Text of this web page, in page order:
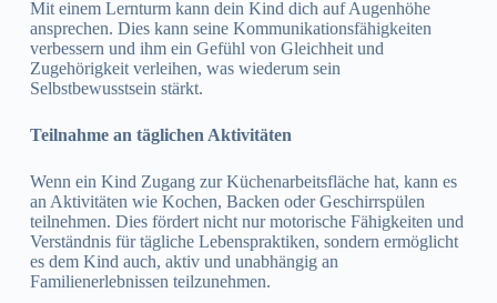
Mit einem Lernturm kann dein Kind dich auf Augenhöhe
ansprechen. Dies kann seine Kommunikationsfähigkeiten
verbessern und ihm ein Gefühl von Gleichheit und
Zugehörigkeit verleihen, was wiederum sein
Selbstbewusstsein stärkt.
Teilnahme an täglichen Aktivitäten
Wenn ein Kind Zugang zur Küchenarbeitsfläche hat, kann es
an Aktivitäten wie Kochen, Backen oder Geschirrspülen
teilnehmen. Dies fördert nicht nur motorische Fähigkeiten und
Verständnis für tägliche Lebenspraktiken, sondern ermöglicht
es dem Kind auch, aktiv und unabhängig an
Familienerlebnissen teilzunehmen.